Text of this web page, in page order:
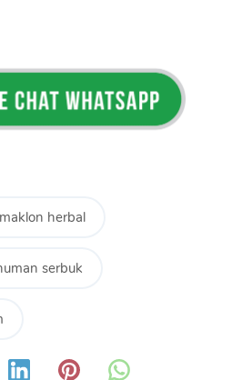
maklon herbal
serbuk